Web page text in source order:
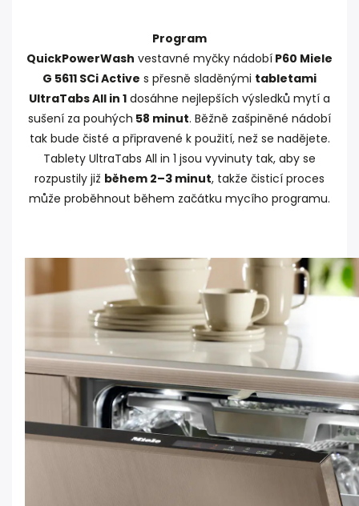
Program
QuickPowerWash vestavné myčky nádobí P60 Miele
G 5611 SCi Active s přesně sladěnými tabletami
UltraTabs All in 1 dosáhne nejlepších výsledků mytí a
sušení za pouhých 58 minut. Běžně zašpiněné nádobí
tak bude čisté a připravené k použití, než se nadějete.
Tablety UltraTabs All in 1 jsou vyvinuty tak, aby se
rozpustily již během 2–3 minut, takže čisticí proces
může proběhnout během začátku mycího programu.